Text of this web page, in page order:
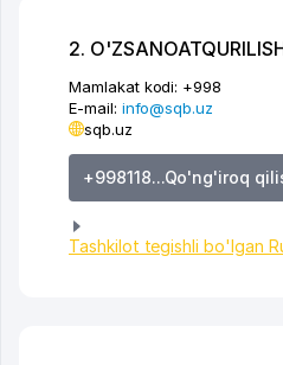
2.
Mamlakat kodi: +998
E-mail: info@sqb.uz
sqb.uz
+998118...Qo'ng'iroq
Tashkilot tegishli bo'lgan